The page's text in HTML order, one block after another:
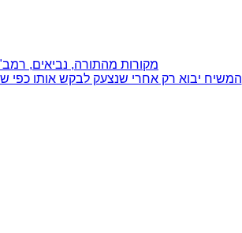
מקורות מהתורה, נביאים,
המשיח יבוא רק אחרי שנצעק לבקש אותו כפי